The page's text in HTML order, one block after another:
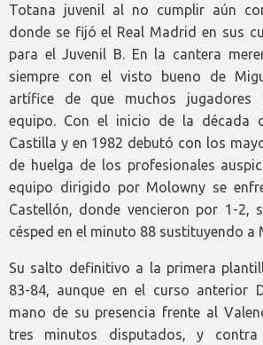
Totana juvenil al no cumplir aún
donde se fijó el Real Madrid en sus
para el Juvenil B. En la cantera
siempre con el visto bueno de
artífice de que muchos jugadores
equipo. Con el inicio de la década
Castilla y en 1982 debutó con los
de huelga de los profesionales
equipo dirigido por Molowny se
Castellón, donde vencieron por 1-2,
césped en el minuto 88 sustituyendo a
Su salto definitivo a la primera
83-84, aunque en el curso anterior
mano de su presencia frente al
tres minutos disputados, y